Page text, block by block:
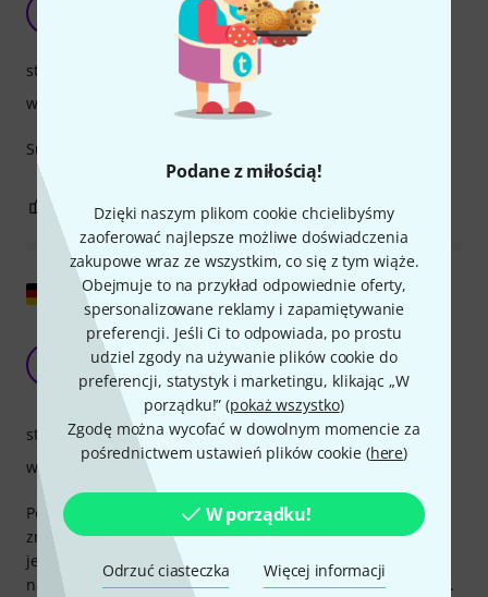
Podane z miłością!
Dzięki naszym plikom cookie chcielibyśmy
zaoferować najlepsze możliwe doświadczenia
zakupowe wraz ze wszystkim, co się z tym wiąże.
Obejmuje to na przykład odpowiednie oferty,
spersonalizowane reklamy i zapamiętywanie
preferencji. Jeśli Ci to odpowiada, po prostu
udziel zgody na używanie plików cookie do
preferencji, statystyk i marketingu, klikając „W
porządku!” (pokaż wszystko)
Zgodę można wycofać w dowolnym momencie za
pośrednictwem ustawień plików cookie (here)
W porządku!
Odrzuć ciasteczka Więcej informacji
Andre# 18.02.2022
Superb quality, great support and comfort
stabilność
wykończenie
0 ZGŁOŚ NADUŻYCIE
Pokaż oryginał
Uderza w końcówkę rury wydechowej.
Opakowanie jest zbyt duże.
Andreas109 05.03.2020
Początkowo nie mogłem uwierzyć, że tak mały strunnik
znajdzie się w tak dużym pudełku prezentowym. Wewnątrz
jest rozłożony na dwie części, niczym mała biżuteria, a
nawet owinięty wstążką i wciśnięty w centymetrową piankę.
stabilność
wykończenie